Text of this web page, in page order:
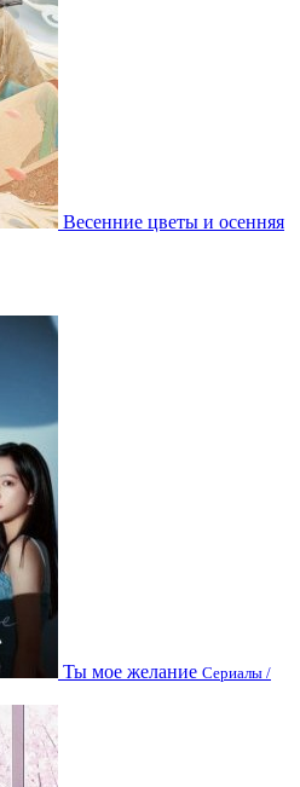
Весенние цветы и осенняя
Ты мое желание Сериалы /